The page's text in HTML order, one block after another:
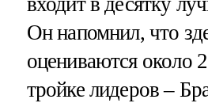
Он напомнил, что
оцениваются около
тройке лидеров –